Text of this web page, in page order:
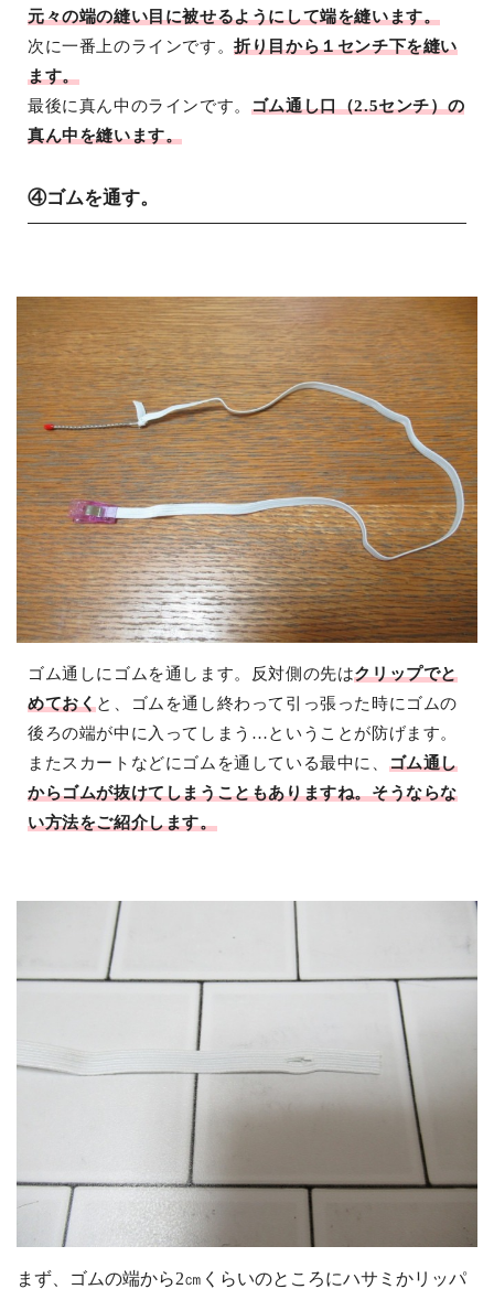
元々の端の縫い目に被せるようにして端を縫います。
次に一番上のラインです。折り目から１センチ下を縫い
ます。
最後に真ん中のラインです。 ゴム通し口（2.5センチ）の
真ん中を縫います。
④ゴムを通す。
ゴム通しにゴムを通します。反対側の先はクリップでと
めておくと、ゴムを通し終わって引っ張った時にゴムの
後ろの端が中に入ってしまう…ということが防げます。
またスカートなどにゴムを通している最中に、 ゴム通し
からゴムが抜けてしまうこともありますね。そうならな
い方法をご紹介します。
まず、ゴムの端から2㎝くらいのところにハサミかリッパ